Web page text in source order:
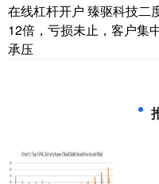
在线杠杆开户 臻驱科技二
12倍，亏损未止，客户集
承压